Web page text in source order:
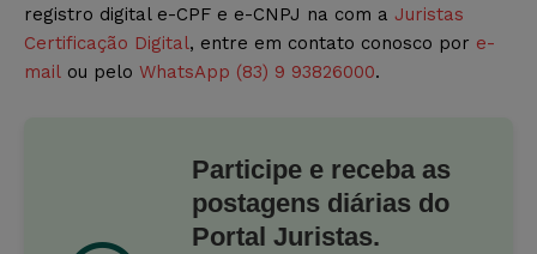
registro digital e-CPF e e-CNPJ na com a Juristas
Certificação Digital, entre em contato conosco por e-
mail ou pelo WhatsApp (83) 9 93826000.
Participe e receba as
postagens diárias do
Portal Juristas.